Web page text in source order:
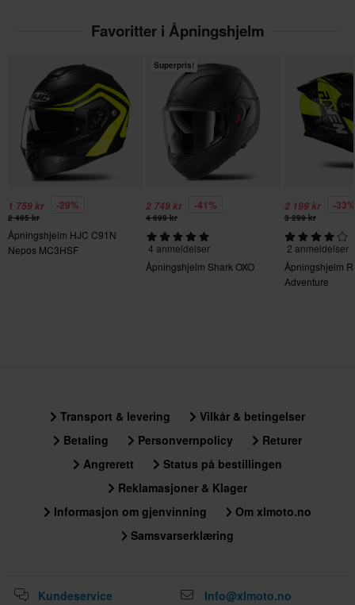
Svart/Høysynlighet Gul
Hjelmegenskaper
Avtagbart fôr, Hurtigfesting, Intercomklar, Pinlock klargjort,
Hurtigutløsbare kinnputer, Internt solvisir
Produktbruker
Voksen
Avtagbart fôr
100% p.product.material.material1.kpa.text
XXL
XL
Send
Favoritter i Åpningshjelm
1 759 kr -29%
2 495 kr
Åpningshjelm HJC C91N
Nepos MC3HSF
Superpris!
2 749 kr -41%
4 699 kr
4 anmeldelser
Åpningshjelm Shark OXO
2 199 kr -33%
3 299 kr
2 anmeldelser
Åpningshjelm
Adventure
Transport & levering
Vilkår & betingelser
Betaling
Personvernpolicy
Returer
Angrerett
Status på bestillingen
Reklamasjoner & Klager
Informasjon om gjenvinning
Om xlmoto.no
Samsvarserklæring
Kundeservice Info@xlmoto.no